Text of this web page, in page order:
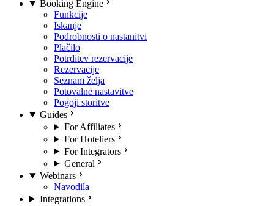
Booking Engine
Funkcije
Iskanje
Podrobnosti o nastanitvi
Plačilo
Potrditev rezervacije
Rezervacije
Seznam želja
Potovalne nastavitve
Pogoji storitve
Guides
For Affiliates
For Hoteliers
For Integrators
General
Webinars
Navodila
Integrations